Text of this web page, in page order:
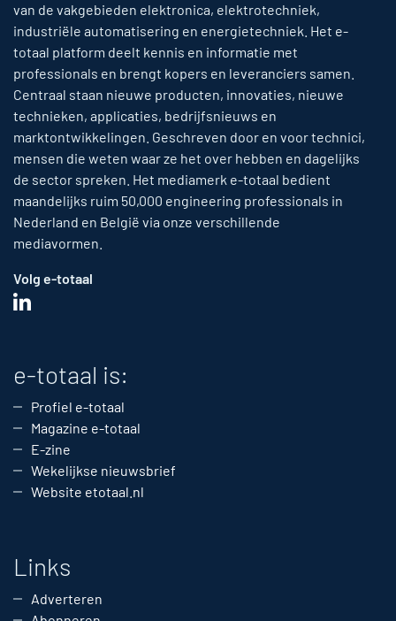
van de vakgebieden elektronica, elektrotechniek,
industriële automatisering en energietechniek. Het e-
totaal platform deelt kennis en informatie met
professionals en brengt kopers en leveranciers samen.
Centraal staan nieuwe producten, innovaties, nieuwe
technieken, applicaties, bedrijfsnieuws en
marktontwikkelingen. Geschreven door en voor technici,
mensen die weten waar ze het over hebben en dagelijks
de sector spreken. Het mediamerk e-totaal bedient
maandelijks ruim 50,000 engineering professionals in
Nederland en België via onze verschillende
mediavormen.
Volg e-totaal
e-totaal is:
Profiel e-totaal
Magazine e-totaal
E-zine
Wekelijkse nieuwsbrief
Website etotaal.nl
Links
Adverteren